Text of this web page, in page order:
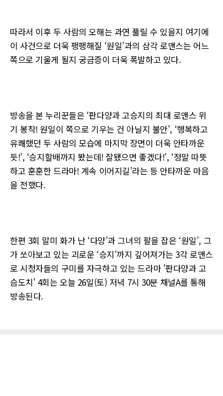
따라서 이후 두 사람의 오해는 과연 풀릴 수 있을지 여기에
이 사건으로 더욱 팽팽해질 ‘원일’과의 삼각 로맨스는 어느
쪽으로 기울게 될지 궁금증이 더욱 폭발하고 있다.
방송을 본 누리꾼들은 ‘판다양과 고승지의 최대 로맨스 위
기 봉착! 원일이 쪽으로 기우는 건 아닐지 불안’, ‘행복하고
유쾌했던 두 사람의 모습에 마지막 장면이 더욱 안타까운
듯!’, ‘승지할배까지 봤는데! 잘됐으면 좋겠다!’, ‘정말 따뜻
하고 훈훈한 드라마! 계속 이어지길’라는 등 안타까운 마음
을 전했다.
한편 3회 말미 화가 난 ‘다양’과 그녀의 팔을 잡은 ‘원일’, 그
가 쏘아보고 있는 괴로운 ‘승지’까지 깊어져가는 3각 로맨스
로 시청자들의 구미를 자극하고 있는 드라마 '판다양과 고
슴도치' 4회는 오늘 26일(토) 저녁 7시 30분 채널A를 통해
방송된다.